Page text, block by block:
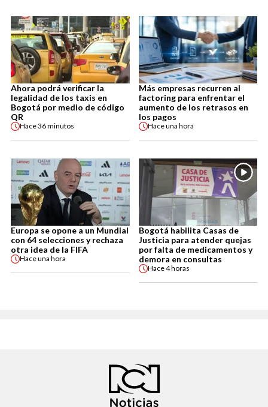
Ahora podrá verificar la
legalidad de los taxis en
Bogotá por medio de código
QR
Hace36 minutos
Más empresas recurren al
factoring para enfrentar el
aumento de los retrasos en
los pagos
Haceuna hora
Europa se opone a un Mundial
con 64 selecciones y rechaza
otra idea de la FIFA
Haceuna hora
Bogotá habilita Casas de
Justicia para atender quejas
por falta de medicamentos y
demora en consultas
Hace4 horas